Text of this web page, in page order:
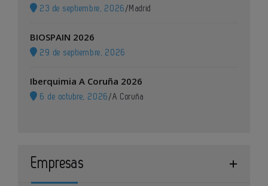
23 de septiembre, 2026 / Madrid
BIOSPAIN 2026
29 de septiembre, 2026
Iberquimia A Coruña 2026
6 de octubre, 2026 /A Coruña
Empresas